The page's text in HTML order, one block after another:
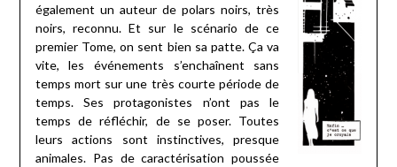
également un auteur de polars noirs, très
noirs, reconnu. Et sur le scénario de ce
premier Tome, on sent bien sa patte. Ça va
vite, les événements s’enchaînent sans
temps mort sur une très courte période de
temps. Ses protagonistes n’ont pas le
temps de réfléchir, de se poser. Toutes
leurs actions sont instinctives, presque
animales. Pas de caractérisation poussée